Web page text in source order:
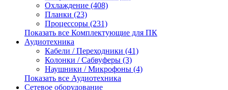
Охлаждение (408)
Планки (23)
Процессоры (231)
Показать все Комплектующие для ПК
Аудиотехника
Кабели / Переходники (41)
Колонки / Сабвуферы (3)
Наушники / Микрофоны (4)
Показать все Аудиотехника
Сетевое оборудование